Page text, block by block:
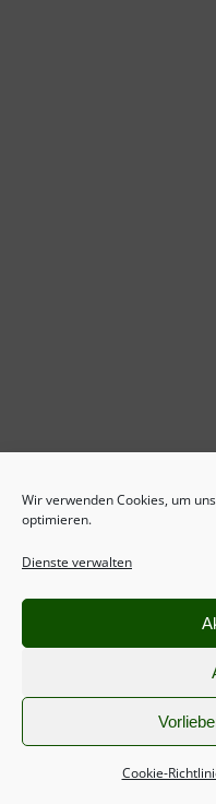
Wir verwenden Cookies, um
optimieren.
Dienste verwalten
Cookie-